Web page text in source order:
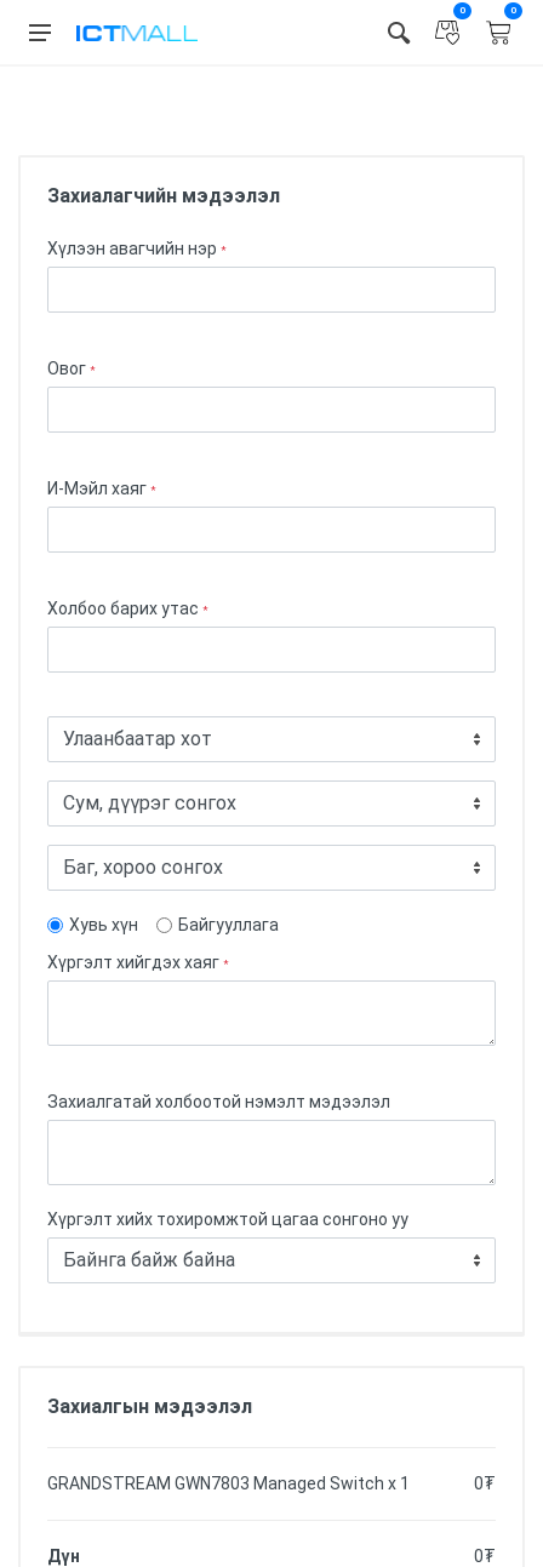
0 0
Захиалагчийн мэдээлэл
Хүлээн авагчийн нэр *
Овог *
И-Мэйл хаяг *
Холбоо барих утас *
Хувь хүн
Байгууллага
Хүргэлт хийгдэх хаяг *
Захиалгатай холбоотой нэмэлт мэдээлэл
Хүргэлт хийх тохиромжтой цагаа сонгоно уу
Захиалгын мэдээлэл
GRANDSTREAM GWN7803 Managed Switch x 1 0₮
Дүн 0₮